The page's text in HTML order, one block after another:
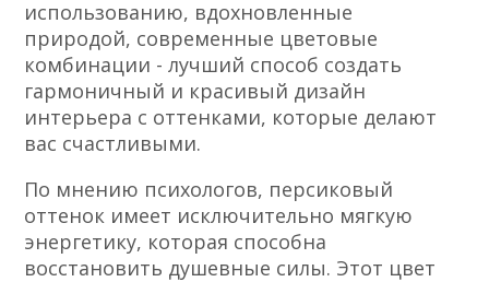
использованию, вдохновленные
природой, современные цветовые
комбинации - лучший способ создать
гармоничный и красивый дизайн
интерьера с оттенками, которые делают
вас счастливыми.
По мнению психологов, персиковый
оттенок имеет исключительно мягкую
энергетику, которая способна
восстановить душевные силы. Этот цвет